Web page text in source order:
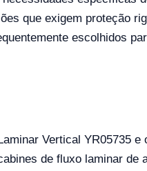
que exigem proteção
escolhidos
Vertical YR05735
de fluxo laminar